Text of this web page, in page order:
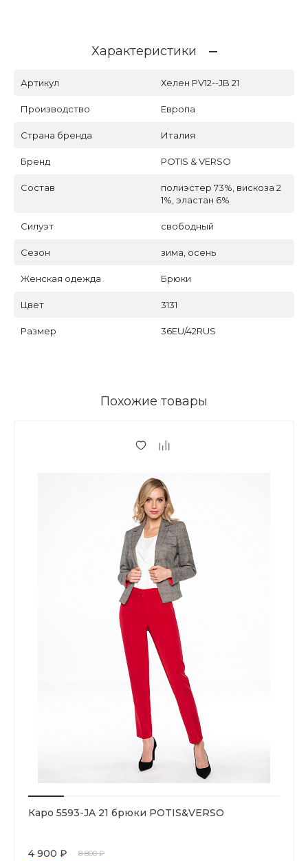
Характеристики
Артикул Хелен PV12--JB 21
Производство Европа
Страна бренда Италия
Бренд POTIS & VERSO
Состав
полиэстер 73%, вискоза 2
1%, эластан 6%
Силуэт свободный
Сезон зима, осень
Женская одежда Брюки
Цвет 3131
Размер 36EU/42RUS
Похожие товары
Каро 5593-JA 21 брюки POTIS&VERSO
4 900 ₽
8 800 ₽